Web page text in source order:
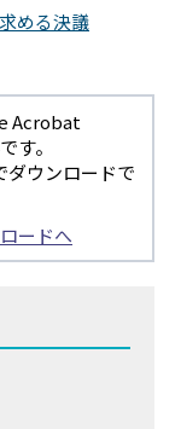
める決議
Acrobat
す。
ダウンロードで
ードへ